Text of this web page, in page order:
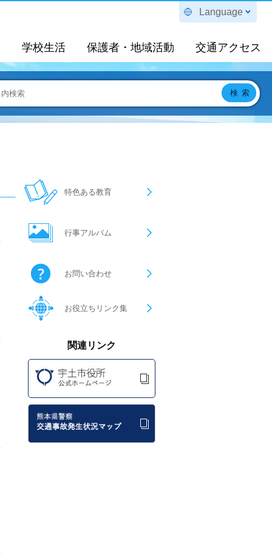
学校生活 保護者・地域活動 交通アクセス
Language
特色ある教育
行事アルバム
お問い合わせ
お役立ちリンク集
関連リンク